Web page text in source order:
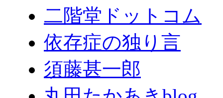
二階堂ドットコム
依存症の独り言
須藤甚一郎